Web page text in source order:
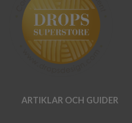
ARTIKLAR OCH GUIDER